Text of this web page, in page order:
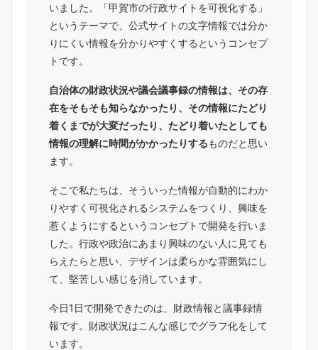
いました。「甲賀市の行政サイトを可視化する」
というテーマで、公式サイトの文字情報では分か
りにくい情報を分かりやすくするというコンセプ
トです。
自治体の財政状況や議会議事録の情報は、その存
在をそもそも知らなかったり、その情報にたどり
着くまでが大変だったり、たどり着いたとしても
情報の理解に時間がかかったりするものだと思い
ます。
そこで私たちは、そういった情報が自動的にわか
りやすく可視化されるシステムをつくり、興味を
惹くようにするというコンセプトで開発を行いま
した。行政や政治にあまり興味のない人に見ても
らえたらと思い、デザインは柔らかな雰囲気にし
て、堅苦しい感じを消しています。
今日1日で開発できたのは、財政情報と議事録情
報です。財政状況はこんな感じでグラフ化をして
います。